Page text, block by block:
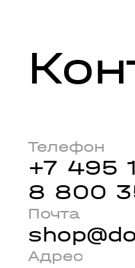
Телефон
+7 495
8 800
Почта
Адрес